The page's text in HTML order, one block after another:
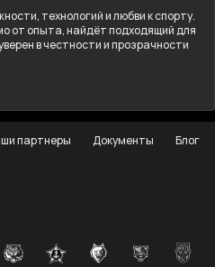
технологий и любви к спорту.
от опыта, найдёт подходящий для
в честности и прозрачности
партнеры Документы
Блог